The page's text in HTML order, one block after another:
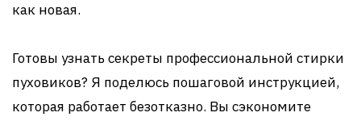
как новая.
Готовы узнать секреты профессиональной стирки
пуховиков? Я поделюсь пошаговой инструкцией,
которая работает безотказно. Вы сэкономите